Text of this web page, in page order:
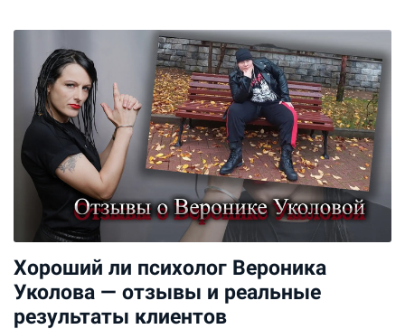
Хороший ли психолог Вероника
Уколова — отзывы и реальные
результаты клиентов